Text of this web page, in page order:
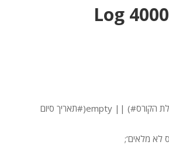
Log 4000
if (empty(#תאריך התחלת הקורס#) || empty(#תאריך סיום